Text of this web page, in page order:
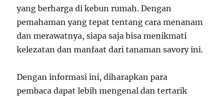
yang berharga di kebun rumah. Dengan
pemahaman yang tepat tentang cara menanam
dan merawatnya, siapa saja bisa menikmati
kelezatan dan manfaat dari tanaman savory ini.
Dengan informasi ini, diharapkan para
pembaca dapat lebih mengenal dan tertarik